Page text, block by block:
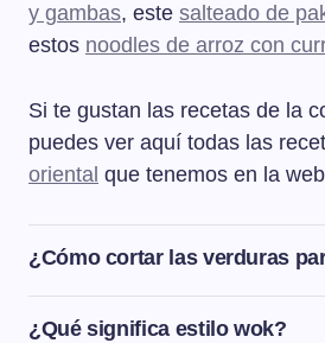
y gambas, este salteado de
estos noodles de arroz con
Si te gustan las recetas de la
puedes ver aquí todas las
oriental que tenemos en la
¿Cómo cortar las verduras
Vamos a cortar las verduras para
y láminas que sean de un tamaño
¿Qué significa estilo wok?